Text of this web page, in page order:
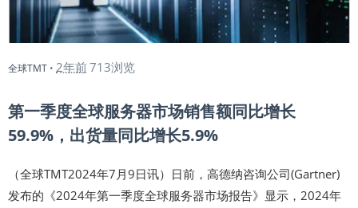
全球TMT • 2年前713浏览
第一季度全球服务器市场销售额同比增长
59.9%，出货量同比增长5.9%
（全球TMT2024年7月9日讯）日前，高德纳咨询公司(Gartner)
发布的《2024年第一季度全球服务器市场报告》显示，2024年